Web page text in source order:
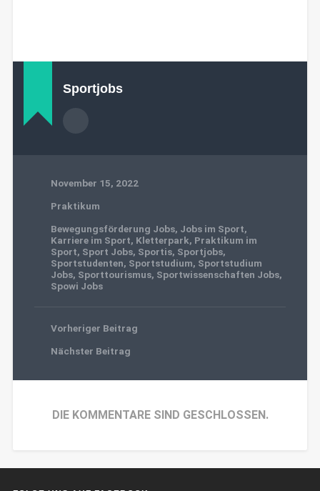
Sportjobs
November 15, 2022
Praktikum
Bewegungsförderung Jobs, Jobs im Sport,
Karriere im Sport, Kletterpark, Praktikum im
Sport, Sport Jobs, Sportis, Sportjobs,
Sportstudenten, Sportstudium, Sportstudium
Jobs, Sporttourismus, Sportwissenschaften Jobs,
Spowi Jobs
Vorheriger Beitrag
Nächster Beitrag
DIE KOMMENTARE SIND GESCHLOSSEN.